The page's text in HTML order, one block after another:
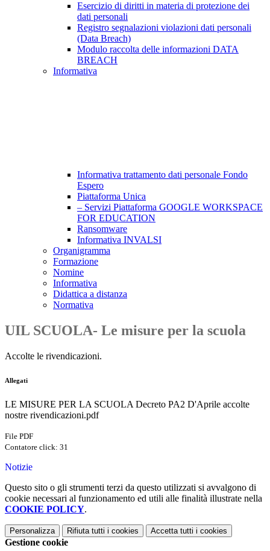
Esercizio di diritti in materia di protezione dei
dati personali
Registro segnalazioni violazioni dati personali
(Data Breach)
Modulo raccolta delle informazioni DATA
BREACH
Informativa
Informativa trattamento dati personale Fondo
Espero
Piattaforma Unica
– Servizi Piattaforma GOOGLE WORKSPACE
FOR EDUCATION
Ransomware
Informativa INVALSI
Organigramma
Formazione
Nomine
Informativa
Didattica a distanza
Normativa
UIL SCUOLA- Le misure per la scuola
Accolte le rivendicazioni.
Allegati
LE MISURE PER LA SCUOLA Decreto PA2 D'Aprile accolte
nostre rivendicazioni.pdf
File PDF
Contatore click: 31
Notizie
Questo sito o gli strumenti terzi da questo utilizzati si avvalgono di
cookie necessari al funzionamento ed utili alle finalità illustrate nella
COOKIE POLICY.
Personalizza Rifiuta tutti i cookies Accetta tutti i cookies
Gestione cookie